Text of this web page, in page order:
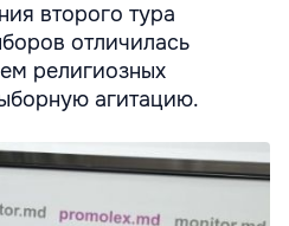
второго тура
отличилась
религиозных
агитацию.